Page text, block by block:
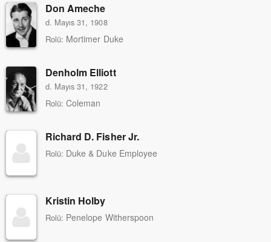
Don Ameche
d. Mayıs 31, 1908
Rolü: Mortimer Duke
Denholm Elliott
d. Mayıs 31, 1922
Rolü: Coleman
Richard D. Fisher Jr.
Rolü: Duke & Duke Employee
Kristin Holby
Rolü: Penelope Witherspoon